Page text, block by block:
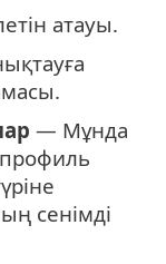
атауы.
— Мұнда
сенімді